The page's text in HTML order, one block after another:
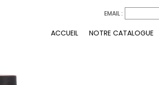
EMAIL :
ACCUEIL NOTRE CATALOGUE